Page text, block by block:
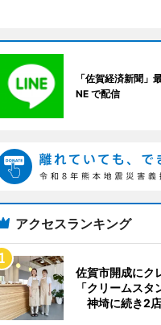
「佐賀経済新聞」
NE で配信
アクセスランキング
佐賀市開成にク
「クリームスタ
神埼に続き2